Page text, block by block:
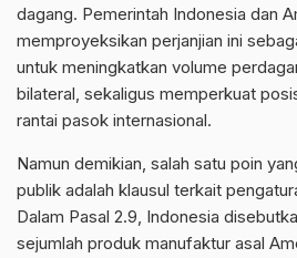
dagang. Pemerintah Indonesia dan
memproyeksikan perjanjian ini
untuk meningkatkan volume
bilateral, sekaligus memperkuat
rantai pasok internasional.
Namun demikian, salah satu poin
publik adalah klausul terkait
Dalam Pasal 2.9, Indonesia
sejumlah produk manufaktur asal